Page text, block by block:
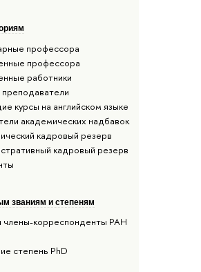
профессора
профессора
работники
курсы на английском языке
академических надбавок
кадровый резерв
кадровый резерв
званиям и степеням
члены-корреспонденты РАН
степень PhD